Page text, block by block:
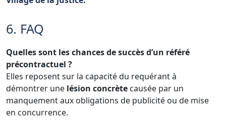
6. FAQ
Quelles sont les chances de succès d’un référé
précontractuel ?
Elles reposent sur la capacité du requérant à
démontrer une lésion concrète causée par un
manquement aux obligations de publicité ou de mise
en concurrence.